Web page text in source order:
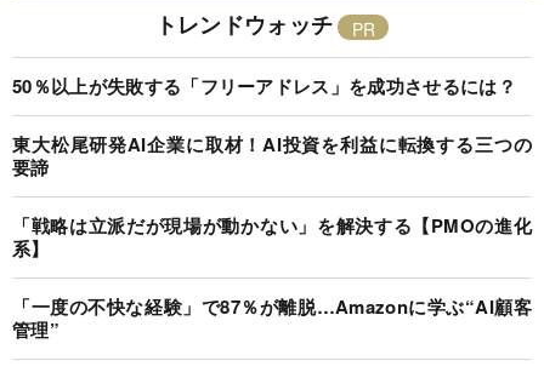
トレンドウォッチ
50％以上が失敗する「フリーアドレス」を成功させるには？
東大松尾研発AI企業に取材！AI投資を利益に転換する三つの
要諦
「戦略は立派だが現場が動かない」を解決する【PMOの進化
系】
「一度の不快な経験」で87％が離脱…Amazonに学ぶ“AI顧客
管理”